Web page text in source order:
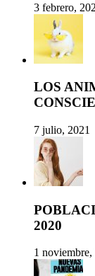
3 febrero,
LOS
7 julio, 2021
2020
1 noviembre,